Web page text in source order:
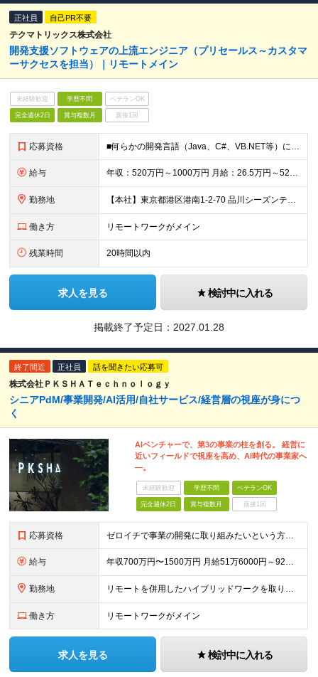
正社員 自己PR不要
テクマトリックス株式会社
開発支援ソフトウェアの上流エンジニア（プリセールス～カスタマ
ーサクセスを担当）｜リモートメイン
未経験歓迎 学歴不問 ベテランOK
完全週休2日 賞与複数月 面接1回
応募資格 ■何らかの開発言語（Java、C#、VB.NET等）による開発経験 （2年以上） ■学歴不問 ＜求める人物像＞ ■製品販売を主導していくために、主体的な行動が出来る方 ■新たな技術情報の習得に向けて
給与 年収：520万円～1000万円 月給：26.5万円～52万円（月給＝基本給） ※残業代は全額支給します ※試用期間3ヵ月あり。期間中、給与・待遇などに差異はありません
勤務地 【本社】東京都港区港南1-2-70 品川シーズンテラス24F ・転勤の可能性：なし ※屋内禁煙（屋内：加熱式たばこ専用喫煙室設置／屋外：喫煙専用スペースあり）
働き方 リモートワークがメイン
残業時間 20時間以内
求人を見る 検討中に入れる
掲載終了予定日： 2027.01.28
終了間近 正社員 話を聞きたい応募可
株式会社ＰＫＳＨＡＴｅｃｈｎｏｌｏｇｙ
シニアPdM/事業開発/AI活用/自社サービス/経営層の視座が身につ
く
AIベンチャーで、第3の事業の柱を創る。 経営に
近いフィールドで視座を高め、AI時代の事業家へ
―。
未経験歓迎 学歴不問 ベテランOK
完全週休2日 賞与複数月 面接1回
応募資格 ゼロイチで事業の開発に取り組みたいという方は大歓迎です！ ★プロダクトマネジメント、もしくはそれに準ずる経験3年以上 ★プロダクトの開発ロードマップの策定や開発プロセスのマネジメントができる方 ※
給与 年収700万円〜1500万円 月給51万6000円～92万6000円 ※経験・能力・前給を考慮の上、当社規定により決定します。 ※試用期間3ヵ月あり。期間中の給与・待遇の差異はありません。 ※裁量
勤務地 リモートを併用したハイブリッドワークを取り入れています。 東京都文京区本郷 2-35-10 本郷瀬川ビル 4F (変更の範囲)上記を除く当社関連勤務地
働き方 リモートワークがメイン
求人を見る 検討中に入れる